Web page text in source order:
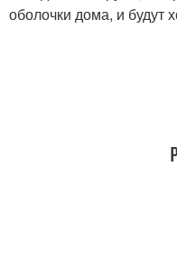
оболочки дома, и будут